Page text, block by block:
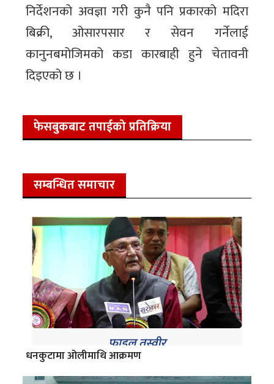
निर्देशनको अवज्ञा गरी कुनै पनि प्रकारको मदिरा
बिक्री, ओसारपसार र सेवन गर्नेलाई
कानुनबमोजिमको कडा कारबाही हुने चेतावनी
दिइएको छ ।
फेसबुकबाट तपाईको प्रतिक्रिया
सम्बन्धित समाचार
धनकुटामा ओलीमाथि आक्रमण